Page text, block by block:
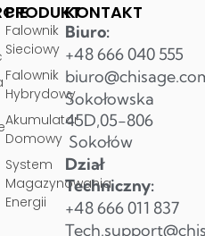
PRODUKT
Falownik
Sieciowy
Falownik
Hybrydowy
Akumulator
Domowy
System
Magazynowania
Energii
KONTAKT
Biuro:
+48 666 040 555
Sokołowska
45D,05-806
Sokołów
Dział
Techniczny:
+48 666 011 837